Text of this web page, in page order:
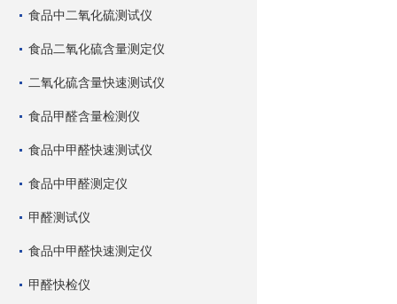
食品中二氧化硫测试仪
食品二氧化硫含量测定仪
二氧化硫含量快速测试仪
食品甲醛含量检测仪
食品中甲醛快速测试仪
食品中甲醛测定仪
甲醛测试仪
食品中甲醛快速测定仪
甲醛快检仪